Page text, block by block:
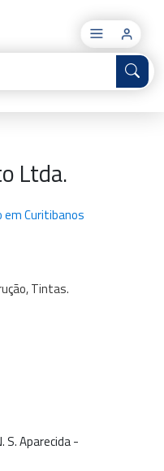
×
Ltda.
Curitibanos
Tintas.
S. Aparecida -